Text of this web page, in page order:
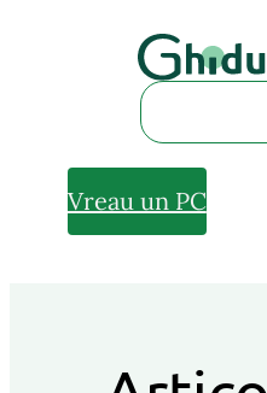
Vreau un PC